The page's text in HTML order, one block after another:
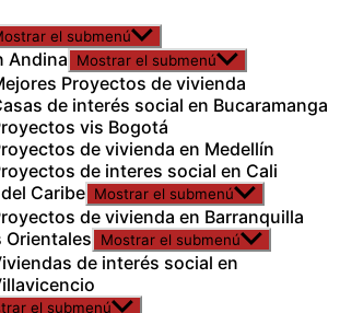
el submenú
Andina Mostrar el submenú
Proyectos de vivienda
de interés social en Bucaramanga
vis Bogotá
de vivienda en Medellín
de interes social en Cali
Caribe Mostrar el submenú
de vivienda en Barranquilla
Orientales
Mostrar el submenú
de interés social en
el submenú